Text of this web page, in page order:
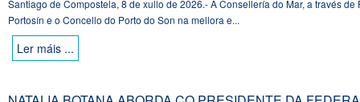
Santiago de Compostela, 8 de xullo de 2026.- A Consellería do Mar, a través
Portosín e o Concello do Porto do Son na mellora e...
Ler máis ...